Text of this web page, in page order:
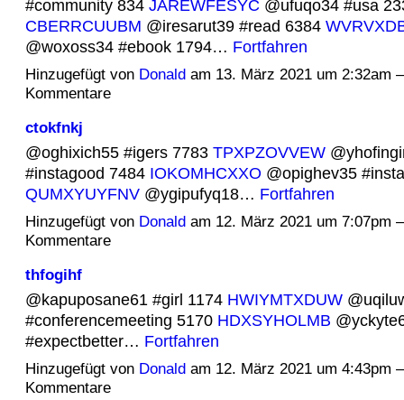
#community 834 JAREWFESYC @ufuqo34 #usa
CBERRCUUBM @iresarut39 #read 6384
@woxoss34 #ebook 1794… Fortfahren
Hinzugefügt von Donald am 13. März 2021 um 2:32am
Kommentare
ctokfnkj
@oghixich55 #igers 7783 TPXPZOVVEW
#instagood 7484 IOKOMHCXXO @opighev35
QUMXYUYFNV@ygipufyq18… Fortfahren
Hinzugefügt von Donald am 12. März 2021 um 7:07pm
Kommentare
thfogihf
@kapuposane61 #girl 1174 HWIYMTXDUW
#conferencemeeting 5170 HDXSYHOLMB
#expectbetter… Fortfahren
Hinzugefügt von Donald am 12. März 2021 um 4:43pm
Kommentare